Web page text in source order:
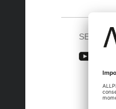
SEGUICI